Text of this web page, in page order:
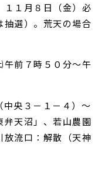
１月８日（金）必
選）。荒天の場合
前７時５０分～午
央３－１－４）～
弁天沼」、若山農園
流口：解散（天神